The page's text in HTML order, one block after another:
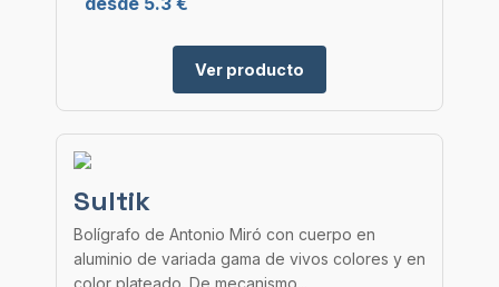
Ver producto
Sultik
Bolígrafo de Antonio Miró con cuerpo en
aluminio de variada gama de vivos colores y en
color plateado. De mecanismo...